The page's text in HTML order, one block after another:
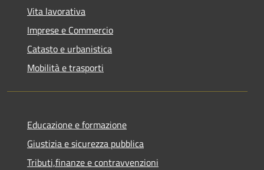
Vita lavorativa
Imprese e Commercio
Catasto e urbanistica
Mobilità e trasporti
Educazione e formazione
Giustizia e sicurezza pubblica
Tributi,finanze e contravvenzioni